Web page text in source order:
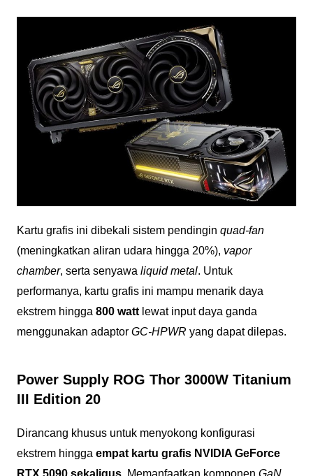
Kartu grafis ini dibekali sistem pendingin quad-fan
(meningkatkan aliran udara hingga 20%), vapor
chamber, serta senyawa liquid metal. Untuk
performanya, kartu grafis ini mampu menarik daya
ekstrem hingga 800 wattlewat input daya ganda
menggunakan adaptor GC-HPWR yang dapat dilepas.
Power Supply ROG Thor 3000W Titanium
III Edition 20
Dirancang khusus untuk menyokong konfigurasi
ekstrem hingga empat kartu grafis NVIDIA GeForce